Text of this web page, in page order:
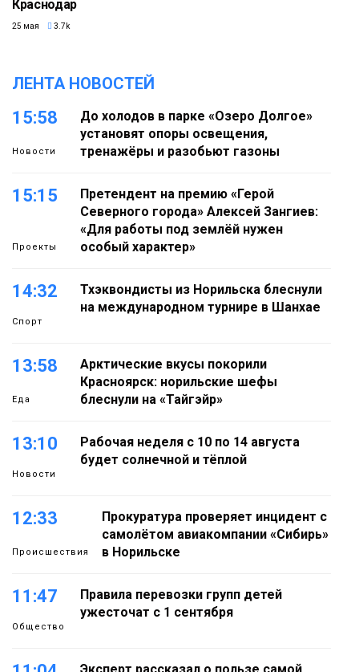
Краснодар
25 мая 3.7k
ЛЕНТА НОВОСТЕЙ
15:58
Новости
До холодов в парке «Озеро Долгое»
установят опоры освещения,
тренажёры и разобьют газоны
15:15
Проекты
Претендент на премию «Герой
Северного города» Алексей Зангиев:
«Для работы под землёй нужен
особый характер»
14:32
Спорт
Тхэквондисты из Норильска блеснули
на международном турнире в Шанхае
13:58
Еда
Арктические вкусы покорили
Красноярск: норильские шефы
блеснули на «Тайгэйр»
13:10
Новости
Рабочая неделя с 10 по 14 августа
будет солнечной и тёплой
12:33
Происшествия
Прокуратура проверяет инцидент с
самолётом авиакомпании «Сибирь»
в Норильске
11:47
Общество
Правила перевозки групп детей
ужесточат с 1 сентября